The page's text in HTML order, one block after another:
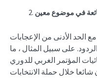
في موضوع معين
الحد الأدنى من الإعجابات
على سبيل المثال ، ما
المؤتمر الغربي للدوري
خلال حملة الانتخابات